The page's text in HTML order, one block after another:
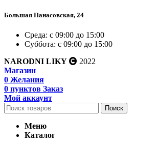
Большая Панасовская, 24
Среда: с 09:00 до 15:00
Суббота: с 09:00 до 15:00
NARODNI LIKY
2022
Магазин
0 Желания
0 пунктов Заказ
Мой аккаунт
Поиск
Меню
Каталог